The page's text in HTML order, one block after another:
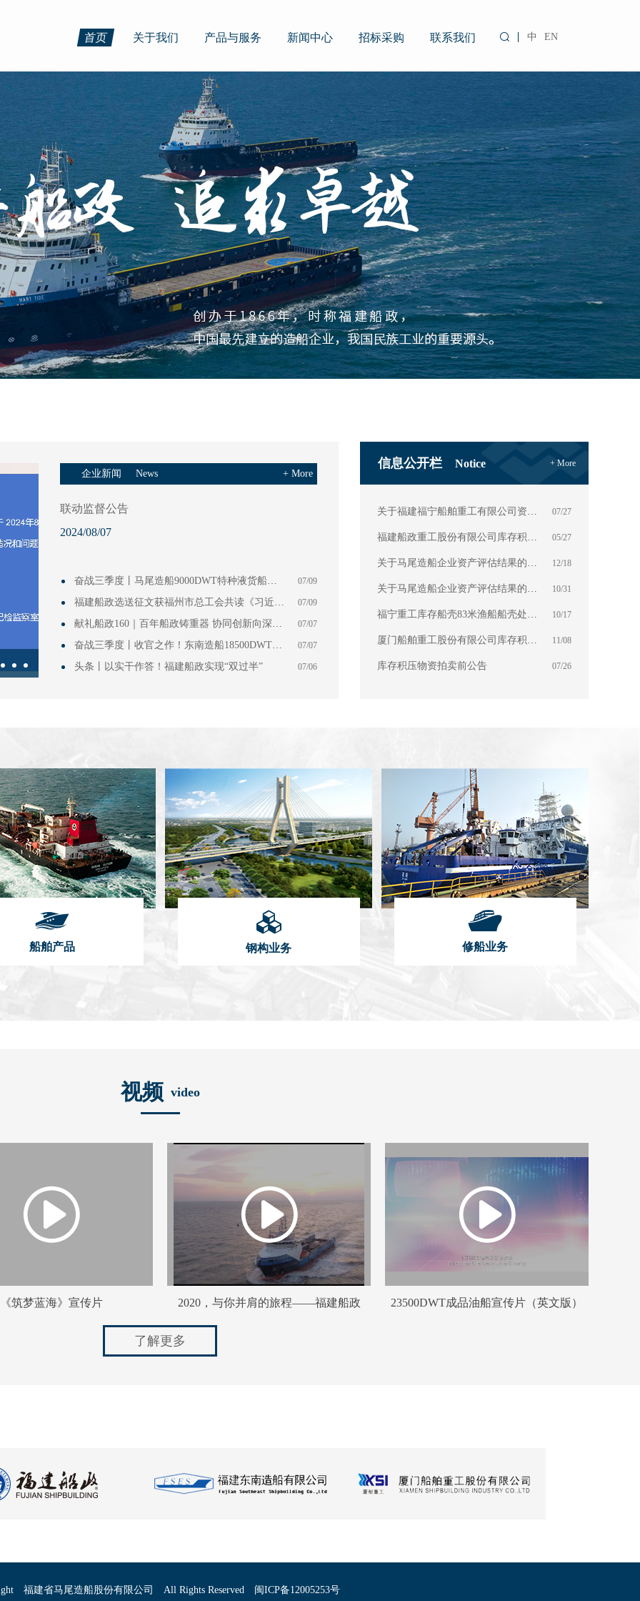
首页 关于我们 产品与服务 新闻中心 招标采购 联系我们 中 EN
2 3 4 5
企业新闻 News + More
联动监督公告
2024/08/07
奋战三季度丨马尾造船9000DWT特种液货船（MW518-3）顺利交付 07/09
福建船政选送征文获福州市总工会共读《习近平与一线职工朋友们》心得征文比赛一等奖！ 07/09
献礼船政160｜百年船政铸重器 协同创新向深蓝——福建船政12000吨自航驳船批量建造纪实 07/07
奋战三季度丨收官之作！东南造船18500DWT油化船（DN517-11）试航凯旋 07/07
头条丨以实干作答！福建船政实现“双过半” 07/06
信息公开栏 Notice + More
关于福建福宁船舶重工有限公司资产评估结果的公示 07/27
福建船政重工股份有限公司库存积压物资拍卖前公告 05/27
关于马尾造船企业资产评估结果的公示 12/18
关于马尾造船企业资产评估结果的公示 10/31
福宁重工库存船壳83米渔船船壳处置公告 10/17
厦门船舶重工股份有限公司库存积压物资的拍卖公告 11/08
库存积压物资拍卖前公告 07/26
船舶产品 钢构业务 修船业务
视频 video
《筑梦蓝海》宣传片 ​2020，与你并肩的旅程——福建船政 23500DWT成品油船宣传片（英文版）
了解更多
福建省马尾造船股份有限公司 All Rights Reserved 闽ICP备12005253号